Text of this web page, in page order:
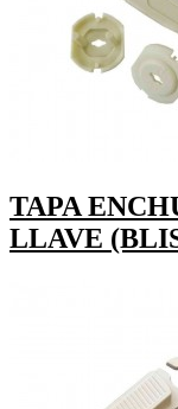
TAPA
LLAVE